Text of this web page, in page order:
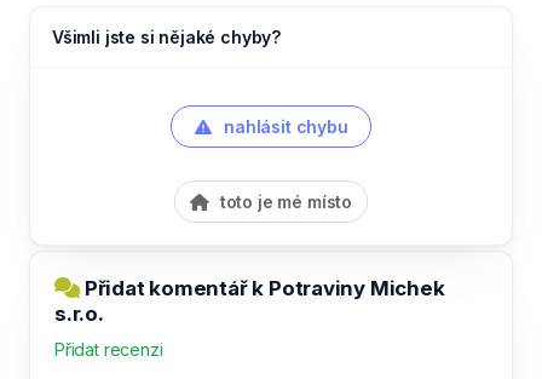
Všimli jste si nějaké chyby?
nahlásit chybu
toto je mé místo
Přidat komentář k Potraviny Michek
s.r.o.
Přidat recenzi